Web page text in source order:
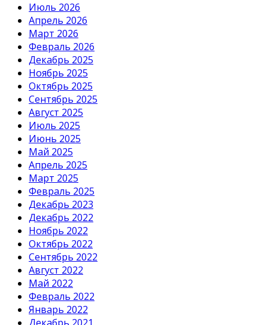
Июль 2026
Апрель 2026
Март 2026
Февраль 2026
Декабрь 2025
Ноябрь 2025
Октябрь 2025
Сентябрь 2025
Август 2025
Июль 2025
Июнь 2025
Май 2025
Апрель 2025
Март 2025
Февраль 2025
Декабрь 2023
Декабрь 2022
Ноябрь 2022
Октябрь 2022
Сентябрь 2022
Август 2022
Май 2022
Февраль 2022
Январь 2022